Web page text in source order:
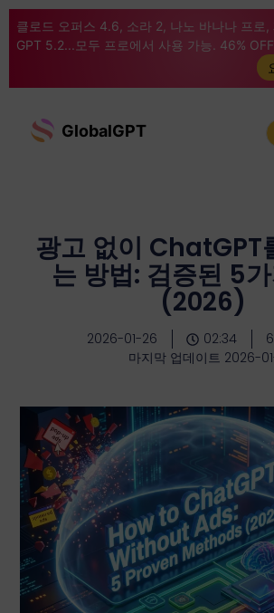
클로드 오퍼스 4.6, 소라 2, 나노 바나나 프로,
GPT 5.2...모두 프로에서 사용 가능. 46% OFF
GlobalGPT
광고 없이 ChatGPT
는 방법: 검증된 5
(2026)
2026-01-26 02:34
마지막 업데이트 2026-